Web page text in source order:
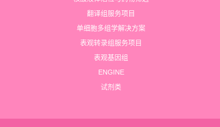
翻译组服务项目
单细胞多组学解决方案
表观转录组服务项目
表观基因组
ENGINE
试剂类